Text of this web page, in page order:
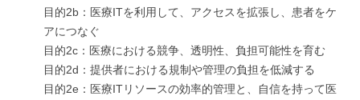
目的2b：医療ITを利用して、アクセスを拡張し、患者をケ
アにつなぐ
目的2c：医療における競争、透明性、負担可能性を育む
目的2d：提供者における規制や管理の負担を低減する
目的2e：医療ITリソースの効率的管理と、自信を持って医